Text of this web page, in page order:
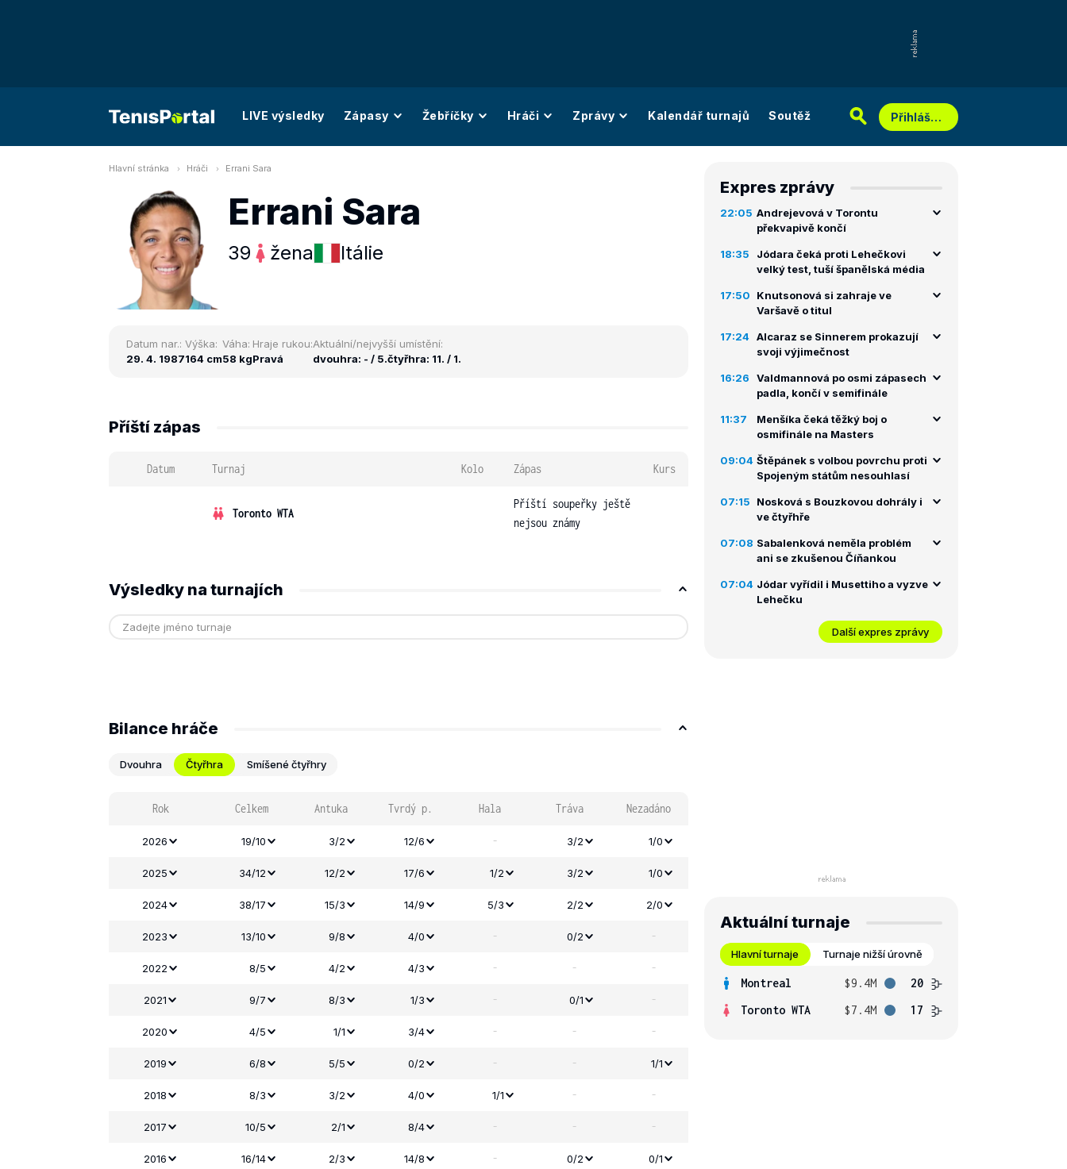
LIVE výsledky Zápasy Žebříčky Hráči Zprávy Kalendář turnajů Soutěž Přihlášení
Hlavní stránka Hráči Errani Sara
Errani Sara
39 žena Itálie
Datum nar.:
29. 4. 1987
Výška:
164 cm
Váha:
58 kg
Hraje rukou:
Pravá
Aktuální/nejvyšší umístění:
dvouhra: - / 5.čtyřhra: 11. / 1.
Příští zápas
Datum Turnaj Kolo Zápas Kurs
Toronto WTA
Příští soupeřky ještě
nejsou známy
Výsledky na turnajích
Bilance hráče
Dvouhra Čtyřhra Smíšené čtyřhry
Rok Celkem Antuka Tvrdý p. Hala Tráva Nezadáno
2026 19/10 3/2 12/6 - 3/2 1/0
2025 34/12 12/2 17/6 1/2 3/2 1/0
2024 38/17 15/3 14/9 5/3 2/2 2/0
2023 13/10 9/8 4/0 - 0/2 -
2022 8/5 4/2 4/3 - - -
2021 9/7 8/3 1/3 - 0/1 -
2020 4/5 1/1 3/4 - - -
2019 6/8 5/5 0/2 - - 1/1
2018 8/3 3/2 4/0 1/1 - -
2017 10/5 2/1 8/4 - - -
2016 16/14 2/3 14/8 - 0/2 0/1
Expres zprávy
22:05 Andrejevová v Torontu
překvapivě končí
18:35
Jódara čeká proti Lehečkovi
velký test, tuší španělská média
17:50
Knutsonová si zahraje ve
Varšavě o titul
17:24 Alcaraz se Sinnerem prokazují
svoji výjimečnost
16:26
Valdmannová po osmi zápasech
padla, končí v semifinále
11:37
Menšíka čeká těžký boj o
osmifinále na Masters
09:04 Štěpánek s volbou povrchu proti
Spojeným státům nesouhlasí
07:15
Nosková s Bouzkovou dohrály i
ve čtyřhře
07:08 Sabalenková neměla problém
ani se zkušenou Číňankou
07:04 Jódar vyřídil i Musettiho a vyzve
Lehečku
Další expres zprávy
Aktuální turnaje
Hlavní turnaje Turnaje nižší úrovně
Montreal $9.4M
20
Toronto WTA
$7.4M 17